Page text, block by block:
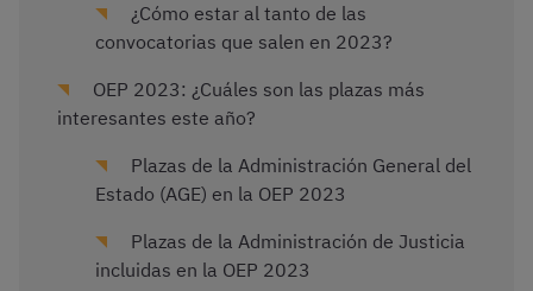
¿Cómo estar al tanto de las
convocatorias que salen en 2023?
OEP 2023: ¿Cuáles son las plazas más
interesantes este año?
Plazas de la Administración General del
Estado (AGE) en la OEP 2023
Plazas de la Administración de Justicia
incluidas en la OEP 2023